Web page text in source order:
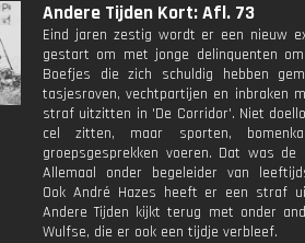
Andere Tijden Kort: Afl. 73
Eind jaren zestig wordt er een nieuw
gestart om met jonge delinquenten
Boefjes die zich schuldig hebben
tasjesroven, vechtpartijen en inbraken
straf uitzitten in 'De Corridor'. Niet
cel zitten, maar sporten,
groepsgesprekken voeren. Dat was de
Allemaal onder begeleider van
Ook André Hazes heeft er een straf
Andere Tijden kijkt terug met onder
Wulfse, die er ook een tijdje verbleef.